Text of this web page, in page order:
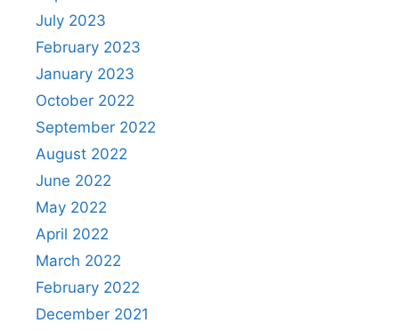
July 2023
February 2023
January 2023
October 2022
September 2022
August 2022
June 2022
May 2022
April 2022
March 2022
February 2022
December 2021